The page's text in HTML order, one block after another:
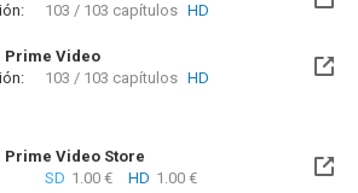
103 / 103 capítulos HD
Prime Video
103 / 103 capítulos HD
Prime Video Store
SD 1.00 € HD 1.00 €